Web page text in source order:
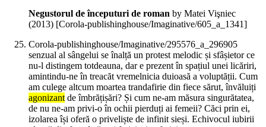
Negustorul de începuturi de roman by Matei Vişniec
(2013) [Corola-publishinghouse/Imaginative/605_a_1341]
Corola-publishinghouse/Imaginative/295576_a_296905
senzual al sângelui se înalță un protest melodic și sfâșietor ce
nu-l distingem totdeauna, dar e prezent în spațiul unei licăriri,
amintindu-ne în treacăt vremelnicia duioasă a voluptății. Cum
am culege altcum moartea trandafirie din fiece sărut, învăluiți
agonizantde îmbrățișări? Și cum ne-am măsura singurătatea,
de nu ne-am privi-o în ochii pierduți ai femeii? Căci prin ei,
izolarea își oferă o priveliște de infinit sieși. Echivocul iubirii